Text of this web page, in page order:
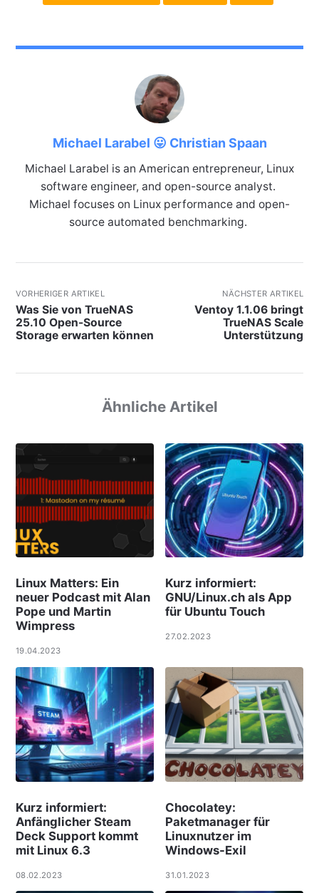
Michael Larabel 😛 Christian Spaan
Michael Larabel is an American entrepreneur, Linux
software engineer, and open-source analyst.
Michael focuses on Linux performance and open-
source automated benchmarking.
VORHERIGER ARTIKEL
Was Sie von TrueNAS
25.10 Open-Source
Storage erwarten können
NÄCHSTER ARTIKEL
Ventoy 1.1.06 bringt
TrueNAS Scale
Unterstützung
Ähnliche Artikel
Linux Matters: Ein
neuer Podcast mit Alan
Pope und Martin
Wimpress
19.04.2023
Kurz informiert:
GNU/Linux.ch als App
für Ubuntu Touch
27.02.2023
Kurz informiert:
Anfänglicher Steam
Deck Support kommt
mit Linux 6.3
08.02.2023
Chocolatey:
Paketmanager für
Linuxnutzer im
Windows-Exil
31.01.2023